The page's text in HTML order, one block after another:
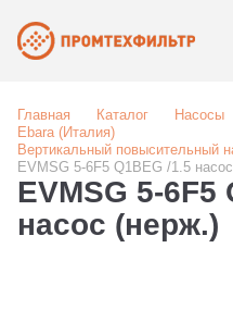
Главная Каталог Насосы
Ebara (Италия)
Вертикальный повысительный
EVMSG 5-6F5 Q1BEG /1.5
EVMSG 5-6F5
насос (нерж.)